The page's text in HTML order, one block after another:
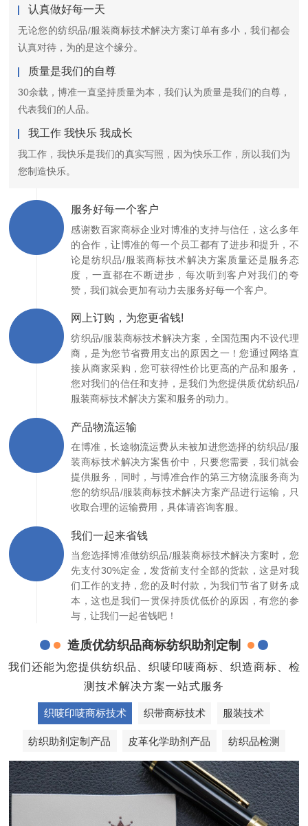
认真做好每一天
无论您的纺织品/服装商标技术解决方案订单有多小，我们都会
认真对待，为的是这个缘分。
质量是我们的自尊
30余载，博准一直坚持质量为本，我们认为质量是我们的自尊，
代表我们的人品。
我工作 我快乐 我成长
我工作，我快乐是我们的真实写照，因为快乐工作，所以我们为
您制造快乐。
服务好每一个客户
感谢数百家商标企业对博准的支持与信任，这么多年
的合作，让博准的每一个员工都有了进步和提升，不
论是纺织品/服装商标技术解决方案质量还是服务态
度，一直都在不断进步，每次听到客户对我们的夸
赞，我们就会更加有动力去服务好每一个客户。
网上订购，为您更省钱!
纺织品/服装商标技术解决方案，全国范围内不设代理
商，是为您节省费用支出的原因之一！您通过网络直
接从商家采购，您可获得性价比更高的产品和服务，
您对我们的信任和支持，是我们为您提供质优纺织品/
服装商标技术解决方案和服务的动力。
产品物流运输
在博准，长途物流运费从未被加进您选择的纺织品/服
装商标技术解决方案售价中，只要您需要，我们就会
提供服务，同时，与博准合作的第三方物流服务商为
您的纺织品/服装商标技术解决方案产品进行运输，只
收取合理的运输费用，具体请咨询客服。
我们一起来省钱
当您选择博准做纺织品/服装商标技术解决方案时，您
先支付30%定金，发货前支付全部的货款，这是对我
们工作的支持，您的及时付款，为我们节省了财务成
本，这也是我们一贯保持质优低价的原因，有您的参
与，让我们一起省钱吧！
造质优纺织品商标纺织助剂定制
我们还能为您提供纺织品、织唛印唛商标、织造商标、检
测技术解决方案一站式服务
织唛印唛商标技术 织带商标技术 服装技术
纺织助剂定制产品 皮革化学助剂产品 纺织品检测